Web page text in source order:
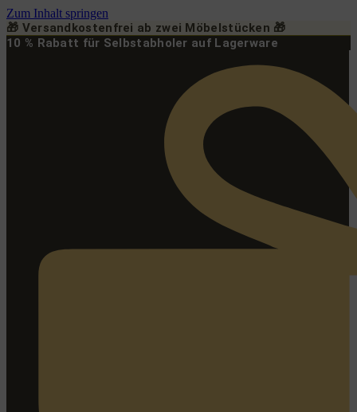
Zum Inhalt springen
🎁 Versandkostenfrei ab zwei Möbelstücken 🎁
10 % Rabatt für Selbstabholer auf Lagerware